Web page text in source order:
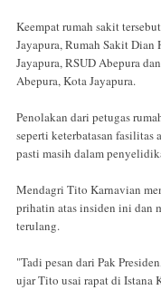
Keempat rumah sakit
Jayapura, Rumah Sakit Dian
Jayapura, RSUD Abepura
Abepura, Kota Jayapura.
Penolakan dari petugas
seperti keterbatasan
pasti masih dalam
Mendagri Tito Karnavian
prihatin atas insiden ini dan
terulang.
"Tadi pesan dari Pak
ujar Tito usai rapat di Istana